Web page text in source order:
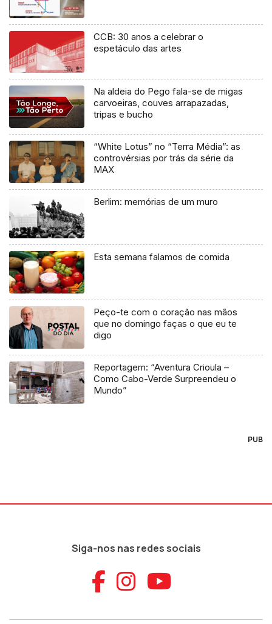
CCB: 30 anos a celebrar o
espetáculo das artes
Na aldeia do Pego fala-se de migas
carvoeiras, couves arrapazadas,
tripas e bucho
“White Lotus” no “Terra Média”: as
controvérsias por trás da série da
MAX
Berlim: memórias de um muro
Esta semana falamos de comida
Peço-te com o coração nas mãos
que no domingo faças o que eu te
digo
Reportagem: “Aventura Crioula –
Como Cabo-Verde Surpreendeu o
Mundo”
PUB
Siga-nos nas redes sociais
Aceder ao
Aceder ao
Aceder